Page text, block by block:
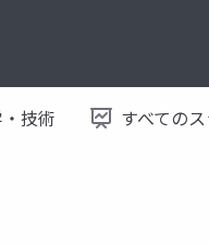
技術 すべての